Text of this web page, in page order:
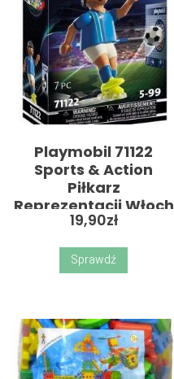
Playmobil 71122
Sports & Action
Piłkarz
Reprezentacji Włoch
19,90zł
Sprawdź